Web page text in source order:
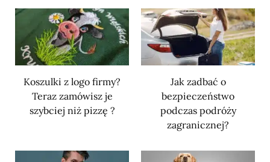
Koszulki z logo firmy?
Teraz zamówisz je
szybciej niż pizzę ?
Jak zadbać o
bezpieczeństwo
podczas podróży
zagranicznej?